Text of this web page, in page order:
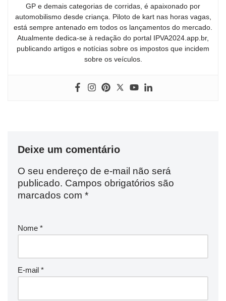
GP e demais categorias de corridas, é apaixonado por
automobilismo desde criança. Piloto de kart nas horas vagas,
está sempre antenado em todos os lançamentos do mercado.
Atualmente dedica-se à redação do portal IPVA2024.app.br,
publicando artigos e notícias sobre os impostos que incidem
sobre os veículos.
Deixe um comentário
O seu endereço de e-mail não será
publicado. Campos obrigatórios são
marcados com *
Nome *
E-mail *